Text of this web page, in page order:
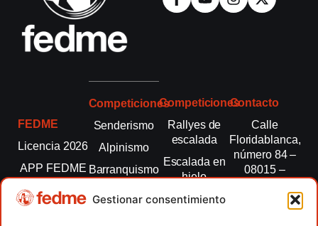
Gestionar consentimiento
FEDME
Licencia 2026
APP FEDME
Transparencia
Competiciones
Senderismo
Alpinismo
Barranquismo
montaña
Competiciones
Rallyes de
escalada
Escalada en
hielo
Esquí de
Contacto
Calle
Floridablanca,
número 84 –
08015 –
fedme@fedme.es